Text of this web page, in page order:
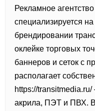
Рекламное
специализируется
брендировании
оклейке торговых
баннеров и сеток с
располагает
https://
акрила, ПЭТ и ПВХ.